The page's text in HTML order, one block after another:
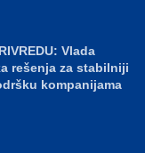
Vlada
rešenja za stabilniji
kompanijama